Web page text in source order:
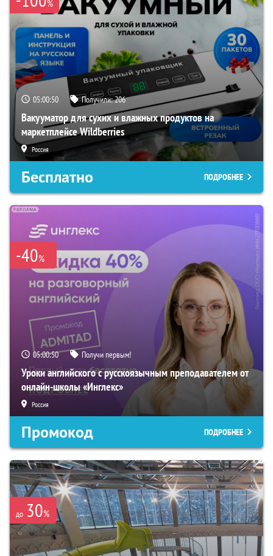
%
05:00:49 Получили:206
Вакууматор для сухих и влажных продуктов на
маркетплейсе Wildberries
Россия
Бесплатно ПОДРОБНЕЕ
-40%
05:00:49 Получи первым!
Уроки английского с русскоязычным преподавателем от
онлайн-школы «Инглекс»
Россия
Промокод ПОДРОБНЕЕ
до 30%